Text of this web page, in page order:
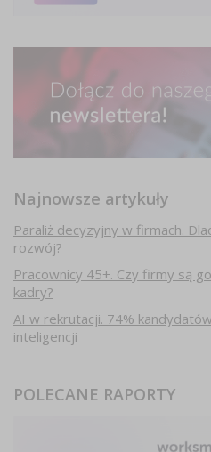
Najnowsze artykuły
Paraliż decyzyjny w firmach.
rozwój?
Pracownicy 45+. Czy firmy są
kadry?
AI w rekrutacji. 74%
inteligencji
POLECANE RAPORTY